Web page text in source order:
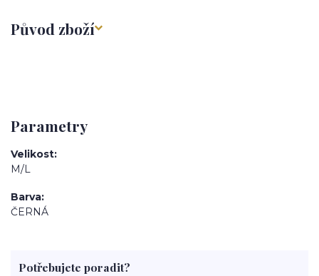
Původ zboží
Parametry
Velikost
M/L
Barva
ČERNÁ
Potřebujete poradit?